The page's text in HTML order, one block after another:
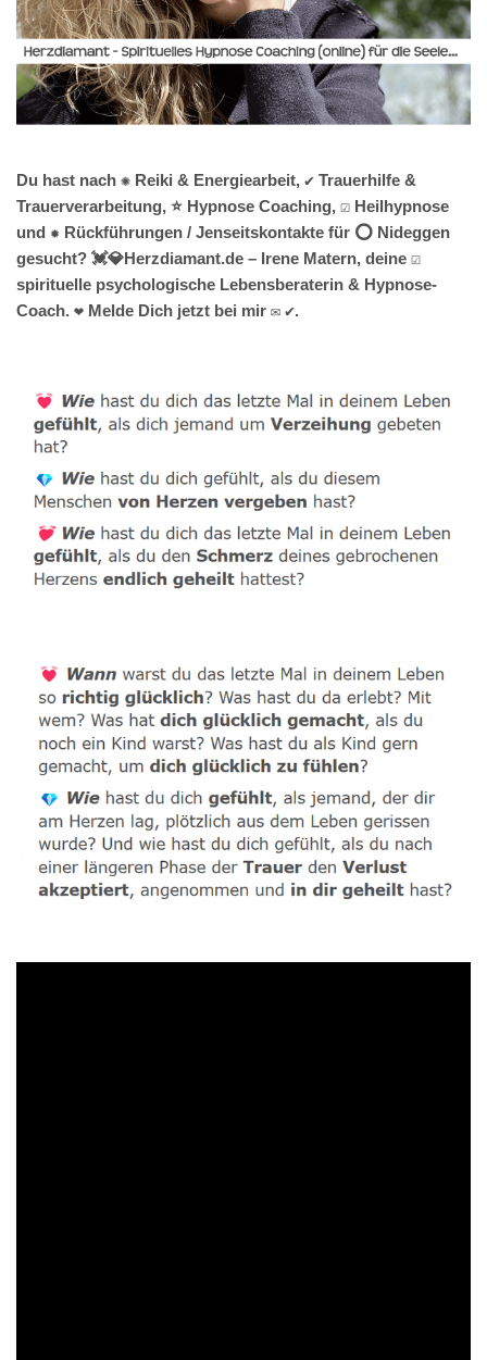
Du hast nach ✺ Reiki & Energiearbeit, ✔️ Trauerhilfe &
Trauerverarbeitung, ⭐ Hypnose Coaching, ☑️ Heilhypnose
und ✹ Rückführungen / Jenseitskontakte für ⭕ Nideggen
gesucht? 💓️💎Herzdiamant.de – Irene Matern, deine ☑️
spirituelle psychologische Lebensberaterin & Hypnose-
Coach. ❤ Melde Dich jetzt bei mir ✉ ✔.